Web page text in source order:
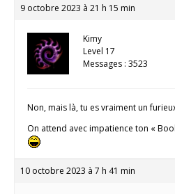
9 octobre 2023 à 21 h 15 min
Kimy
Level 17
Messages : 3523
Non, mais là, tu es vraiment un
On attend avec impatience ton «
10 octobre 2023 à 7 h 41 min